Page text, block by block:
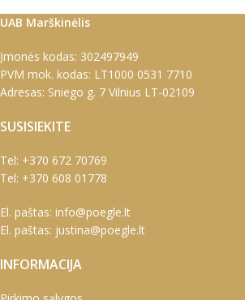
UAB Marškinėlis
Įmonės kodas: 302497949
PVM mok. kodas: LT1000 0531 7710
Adresas: Sniego g. 7 Vilnius LT-02109
SUSISIEKITE
Tel: +370 672 70769
Tel: +370 608 01778
El. paštas: info@poegle.lt
El. paštas: justina@poegle.lt
INFORMACIJA